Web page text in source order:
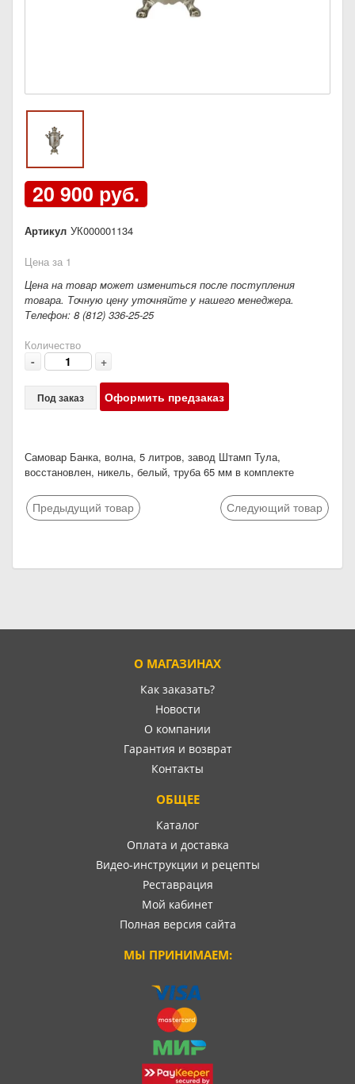
20 900 руб.
Артикул УК000001134
Цена за 1
Цена на товар может измениться после поступления
товара. Точную цену уточняйте у нашего менеджера.
Телефон: 8 (812) 336-25-25
Количество
- +
Под заказ Оформить предзаказ
Самовар Банка, волна, 5 литров, завод Штамп Тула,
восстановлен, никель, белый, труба 65 мм в комплекте
Предыдущий товар Следующий товар
О МАГАЗИНАХ
Как заказать?
Новости
О компании
Гарантия и возврат
Контакты
ОБЩЕЕ
Каталог
Оплата и доставка
Видео-инструкции и рецепты
Реставрация
Мой кабинет
Полная версия сайта
МЫ ПРИНИМАЕМ: